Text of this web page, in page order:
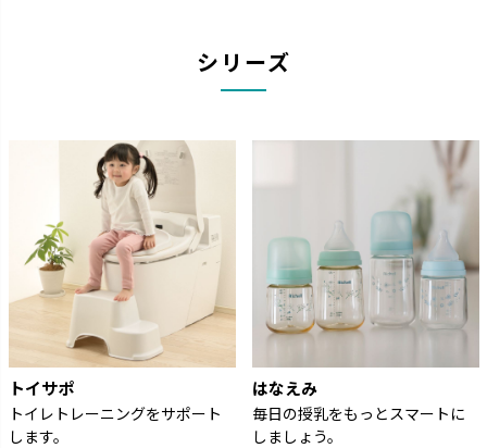
シリーズ
トイサポ
トイレトレーニングをサポート
します。
はなえみ
毎日の授乳をもっとスマートに
しましょう。